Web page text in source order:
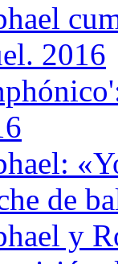
2016
de
y